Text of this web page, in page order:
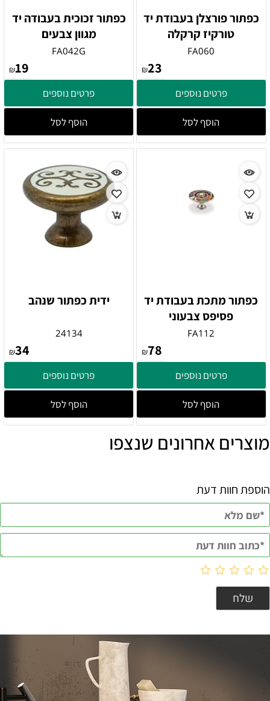
כפתור פורצלן בעבודת יד
טורקיז קרקלה
FA060
₪23
פרטים נוספים
הוסף לסל
כפתור זכוכית בעבודה יד
מגוון צבעים
FA042G
₪19
פרטים נוספים
הוסף לסל
כפתור מתכת בעבודת יד
פסיפס צבעוני
FA112
₪78
פרטים נוספים
הוסף לסל
ידית כפתור שנהב
24134
₪34
פרטים נוספים
הוסף לסל
מוצרים אחרונים שנצפו
הוספת חוות דעת